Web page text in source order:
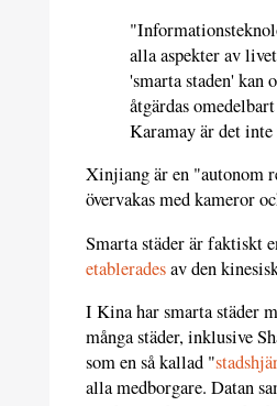
alla aspekter av
'smarta staden' kan
åtgärdas
Karamay är det
Xinjiang är en "autonom
övervakas med kameror
Smarta städer är faktiskt
etableradesav den
I Kina har smarta städer
många städer, inklusive
som en så kallad "
alla medborgare. Datan